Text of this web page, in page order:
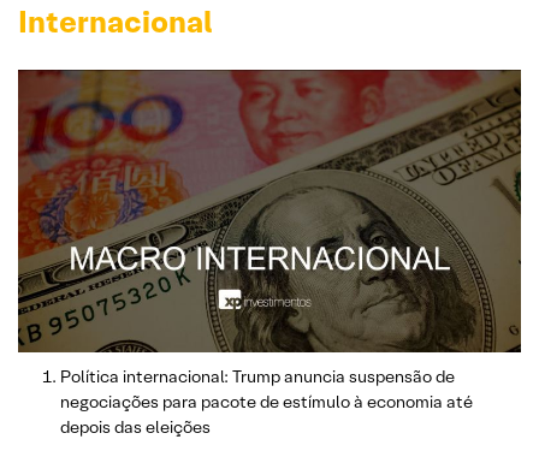
Internacional
Política internacional: Trump anuncia suspensão de
negociações para pacote de estímulo à economia até
depois das eleições